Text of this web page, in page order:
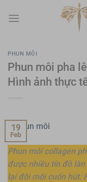
PHUN MÔI
Phun môi pha
Hình ảnh thực
19
Feb
Phun môi collagen
được nhiều tín đồ
lại đôi môi cuốn hút.